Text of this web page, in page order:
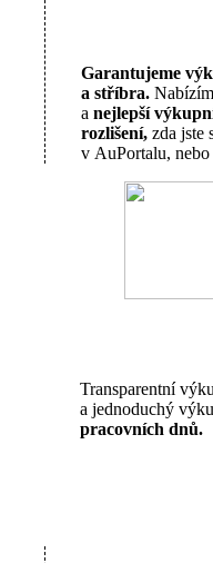
Garantujeme
a stříbra.
a nejlepší
rozlišení, zda jste
v AuPortalu,
Transparentní
a jednoduchý
pracovních dnů.